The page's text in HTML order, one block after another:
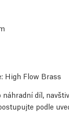
High Flow Brass
díl,
podle